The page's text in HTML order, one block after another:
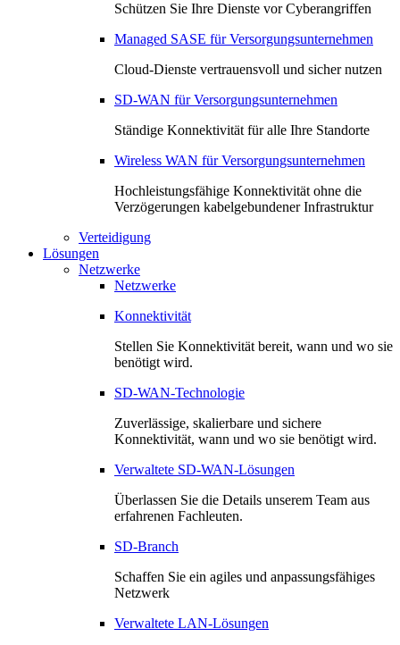
Schützen Sie Ihre Dienste vor Cyberangriffen
Managed SASE für Versorgungsunternehmen
Cloud-Dienste vertrauensvoll und sicher nutzen
SD-WAN für Versorgungsunternehmen
Ständige Konnektivität für alle Ihre Standorte
Wireless WAN für Versorgungsunternehmen
Hochleistungsfähige Konnektivität ohne die
Verzögerungen kabelgebundener Infrastruktur
Verteidigung
Lösungen
Netzwerke
Netzwerke
Konnektivität
Stellen Sie Konnektivität bereit, wann und wo sie
benötigt wird.
SD-WAN-Technologie
Zuverlässige, skalierbare und sichere
Konnektivität, wann und wo sie benötigt wird.
Verwaltete SD-WAN-Lösungen
Überlassen Sie die Details unserem Team aus
erfahrenen Fachleuten.
SD-Branch
Schaffen Sie ein agiles und anpassungsfähiges
Netzwerk
Verwaltete LAN-Lösungen